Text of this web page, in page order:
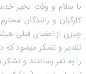
با سلام و وقت بخیر
کارگران و رانندگان
چیزی از اعضای قبلی
تقدیر و تشکر میشود که
را به ثمر رساندند و